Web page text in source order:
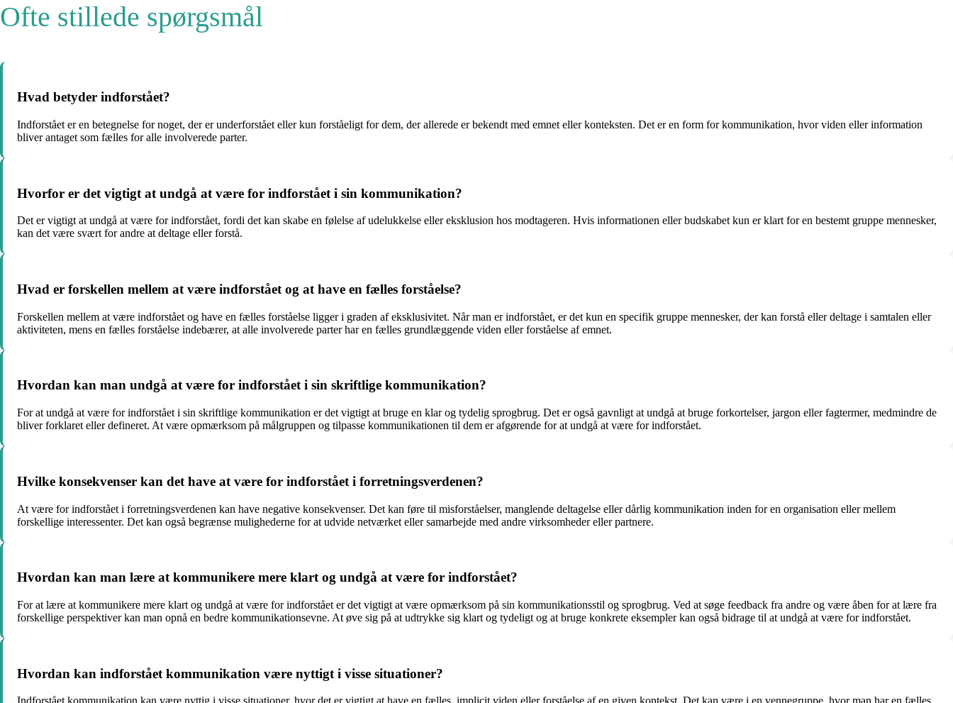
Ofte stillede spørgsmål
Hvad betyder indforstået?
Indforstået er en betegnelse for noget, der er underforstået eller kun forståeligt for dem, der allerede er bekendt med emnet eller konteksten. Det er en form for kommunikation, hvor viden eller information
bliver antaget som fælles for alle involverede parter.
Hvorfor er det vigtigt at undgå at være for indforstået i sin kommunikation?
Det er vigtigt at undgå at være for indforstået, fordi det kan skabe en følelse af udelukkelse eller eksklusion hos modtageren. Hvis informationen eller budskabet kun er klart for en bestemt gruppe mennesker,
kan det være svært for andre at deltage eller forstå.
Hvad er forskellen mellem at være indforstået og at have en fælles forståelse?
Forskellen mellem at være indforstået og have en fælles forståelse ligger i graden af eksklusivitet. Når man er indforstået, er det kun en specifik gruppe mennesker, der kan forstå eller deltage i samtalen eller
aktiviteten, mens en fælles forståelse indebærer, at alle involverede parter har en fælles grundlæggende viden eller forståelse af emnet.
Hvordan kan man undgå at være for indforstået i sin skriftlige kommunikation?
For at undgå at være for indforstået i sin skriftlige kommunikation er det vigtigt at bruge en klar og tydelig sprogbrug. Det er også gavnligt at undgå at bruge forkortelser, jargon eller fagtermer, medmindre de
bliver forklaret eller defineret. At være opmærksom på målgruppen og tilpasse kommunikationen til dem er afgørende for at undgå at være for indforstået.
Hvilke konsekvenser kan det have at være for indforstået i forretningsverdenen?
At være for indforstået i forretningsverdenen kan have negative konsekvenser. Det kan føre til misforståelser, manglende deltagelse eller dårlig kommunikation inden for en organisation eller mellem
forskellige interessenter. Det kan også begrænse mulighederne for at udvide netværket eller samarbejde med andre virksomheder eller partnere.
Hvordan kan man lære at kommunikere mere klart og undgå at være for indforstået?
For at lære at kommunikere mere klart og undgå at være for indforstået er det vigtigt at være opmærksom på sin kommunikationsstil og sprogbrug. Ved at søge feedback fra andre og være åben for at lære fra
forskellige perspektiver kan man opnå en bedre kommunikationsevne. At øve sig på at udtrykke sig klart og tydeligt og at bruge konkrete eksempler kan også bidrage til at undgå at være for indforstået.
Hvordan kan indforstået kommunikation være nyttigt i visse situationer?